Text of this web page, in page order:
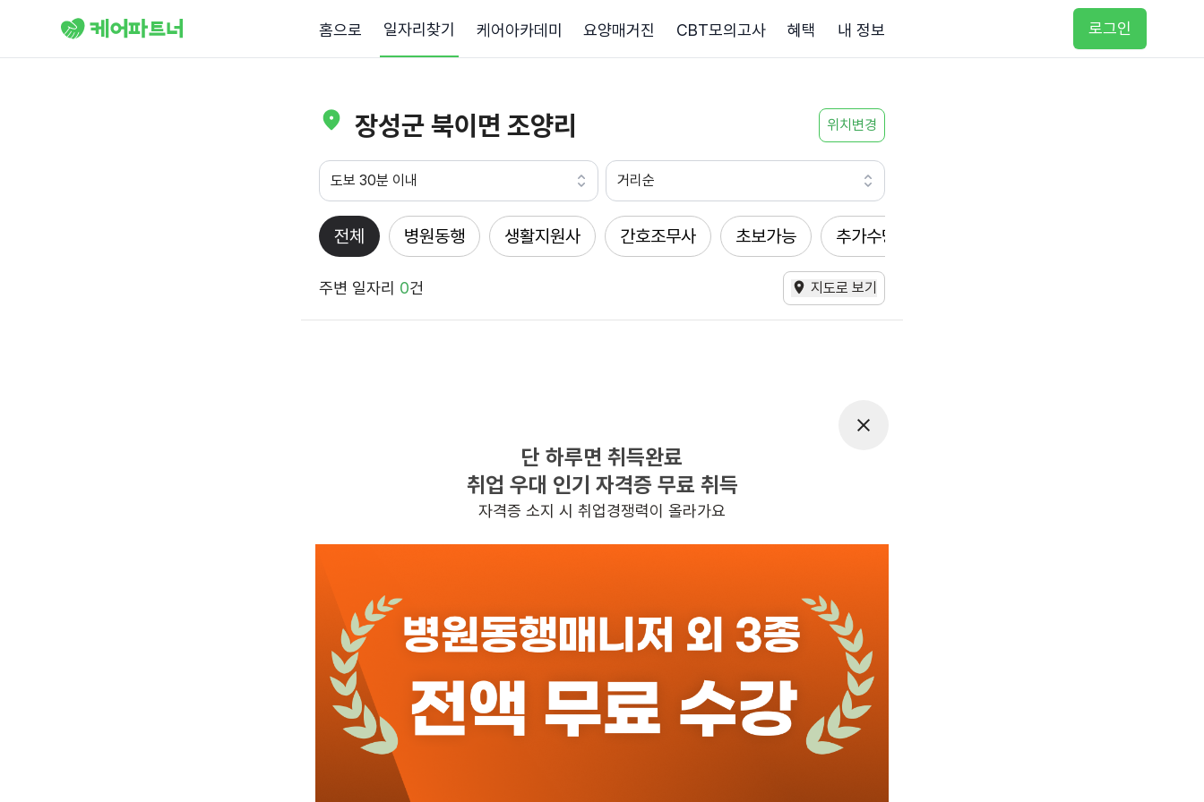
홈으로 일자리찾기 케어아카데미 요양매거진 CBT모의고사 혜택 내 정보 로그인
장성군 북이면 조양리 위치변경
도보 30분 이내 거리순
전체 병원동행 생활지원사 간호조무사 초보가능 추가수당
주변 일자리 0건 지도로 보기
찾으시는 조건의 일자리가 없습니다
더욱더 노력하는 케어파트너가 되겠습니다.
단 하루면 취득완료
취업 우대 인기 자격증 무료 취득
자격증 소지 시 취업경쟁력이 올라가요